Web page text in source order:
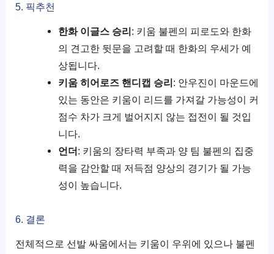
5. 픽추천
한화 이글스 승리: 키움 불펜의 피로도와 한화
의 견고한 뒷문을 고려할 때 한화의 우세가 예
상됩니다.
키움 히어로즈 핸디캡 승리: 안우진이 마운드에
있는 동안은 키움이 리드를 가져갈 가능성이 커
점수 차가 크게 벌어지지 않는 접전이 될 것입
니다.
언더: 키움의 장타력 부족과 양 팀 불펜의 집중
력을 감안할 때 저득점 양상의 경기가 될 가능
성이 높습니다.
6. 결론
전체적으로 선발 싸움에서는 키움이 우위에 있으나 불펜